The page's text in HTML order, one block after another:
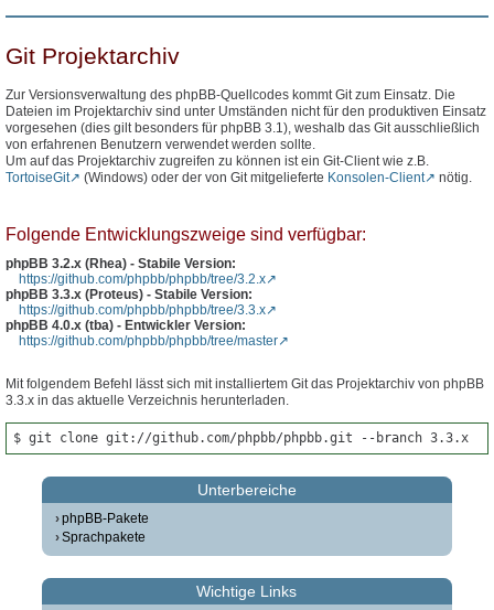
Git Projektarchiv
Zur Versionsverwaltung des phpBB-Quellcodes kommt Git zum Einsatz. Die
Dateien im Projektarchiv sind unter Umständen nicht für den produktiven Einsatz
vorgesehen (dies gilt besonders für phpBB 3.1), weshalb das Git ausschließlich
von erfahrenen Benutzern verwendet werden sollte.
Um auf das Projektarchiv zugreifen zu können ist ein Git-Client wie z.B.
TortoiseGit
(Windows) oder der von Git mitgelieferte Konsolen-Client nötig.
Folgende Entwicklungszweige sind verfügbar:
phpBB 3.2.x (Rhea) - Stabile Version:
https://github.com/phpbb/phpbb/tree/3.2.x
phpBB 3.3.x (Proteus) - Stabile Version:
https://github.com/phpbb/phpbb/tree/3.3.x
phpBB 4.0.x (tba) - Entwickler Version:
https://github.com/phpbb/phpbb/tree/master
Mit folgendem Befehl lässt sich mit installiertem Git das Projektarchiv von phpBB
3.3.x in das aktuelle Verzeichnis herunterladen.
$ git clone git://github.com/phpbb/phpbb.git --branch 3.3.x
Unterbereiche
phpBB-Pakete
Sprachpakete
Wichtige Links